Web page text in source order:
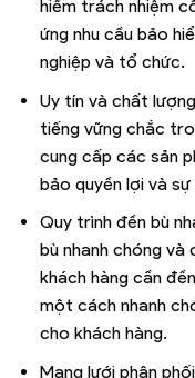
hiểm trách nhiệm
ứng nhu cầu bảo
nghiệp và tổ chức.
Uy tín và chất
tiếng vững chắc
cung cấp các sản
bảo quyền lợi và
Quy trình đền bù
bù nhanh chóng và
khách hàng cần
một cách nhanh
cho khách hàng.
Mạng lưới phân